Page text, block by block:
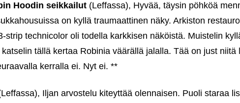
Hoodin seikkailut (Leffassa), Hyvää, täysin pöhköä
on kyllä traumaattinen näky. Arkiston
strip technicolor oli todella karkkisen näköistä. Muistelin
tällä kertaa Robinia väärällä jalalla. Tää on just niitä
kerralla ei. Nyt ei. **
Iljan arvostelu kiteyttää olennaisen. Puoli staraa